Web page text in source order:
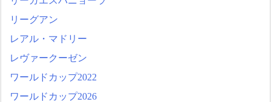
リーグアン
レアル・マドリー
レヴァークーゼン
ワールドカップ2022
ワールドカップ2026